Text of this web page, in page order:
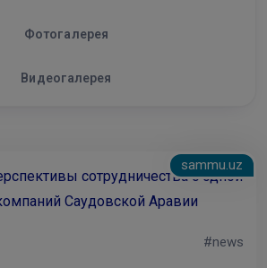
Фотогалерея
Видеогалерея
sammu.uz
#news